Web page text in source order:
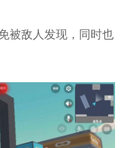
敌人发现，同时也